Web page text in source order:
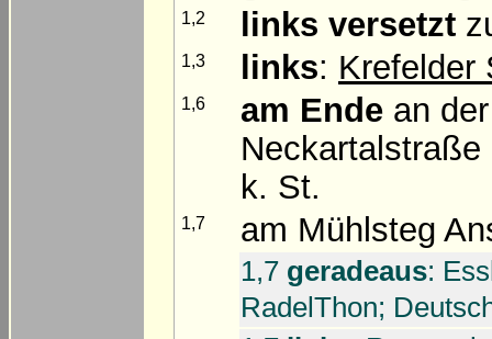
1,2 links versetzt
1,3 links: Krefelder
1,6 am Ende an
Neckartalstraße
k. St.
1,7 am Mühlsteg
1,7 geradeaus:
RadelThon;